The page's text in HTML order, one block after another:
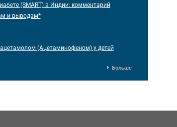
(SMART) в Индии: комментарий
и выводам*
(Ацетаминофеном) у детей
Больше